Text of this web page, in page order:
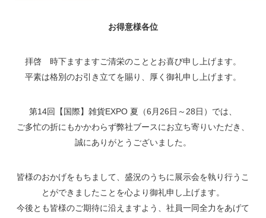
お得意様各位
拝啓 時下ますますご清栄のこととお喜び申し上げます。
平素は格別のお引き立てを賜り、厚く御礼申し上げます。
第14回【国際】雑貨EXPO 夏（6月26日～28日）では、
ご多忙の折にもかかわらず弊社ブースにお立ち寄りいただき、
誠にありがとうございました。
皆様のおかげをもちまして、盛況のうちに展示会を執り行うこ
とができましたことを心より御礼申し上げます。
今後とも皆様のご期待に沿えますよう、社員一同全力をあげて